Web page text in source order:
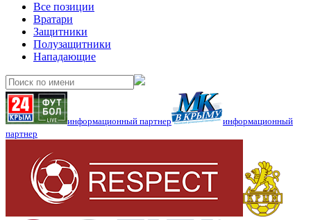
Все позиции
Вратари
Защитники
Полузащитники
Нападающие
информационный партнер
информационный
партнер